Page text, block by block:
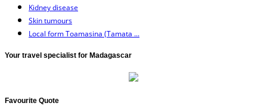
Kidney disease
Skin tumours
Local form Toamasina (Tamata ...
Your travel specialist for Madagascar
Favourite Quote